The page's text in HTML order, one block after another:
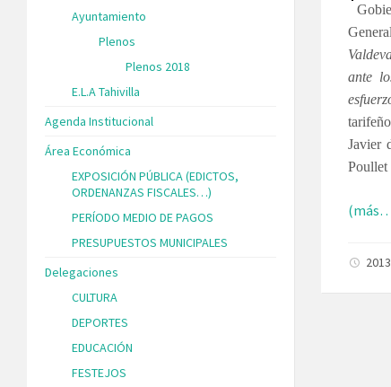
ante
Javier
Poullet
Ayuntamiento
Plenos
Plenos 2018
E.L.A Tahivilla
Agenda Institucional
Área Económica
EXPOSICIÓN PÚBLICA (EDICTOS,
ORDENANZAS FISCALES…)
PERÍODO MEDIO DE PAGOS
PRESUPUESTOS MUNICIPALES
Delegaciones
CULTURA
DEPORTES
EDUCACIÓN
FESTEJOS